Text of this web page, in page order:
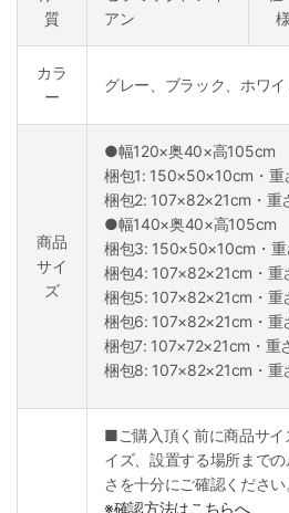
質
アン
様
カラ
ー
グレー、ブラック、ホワ
商品
サイ
ズ
●幅120×奥40×高105cm
梱包1: 150×50×10cm・重
梱包2: 107×82×21cm・重
●幅140×奥40×高105cm
梱包3: 150×50×10cm・
梱包4: 107×82×21cm・重
梱包5: 107×82×21cm・重
梱包6: 107×82×21cm・重
梱包7: 107×72×21cm・重
梱包8: 107×82×21cm・重
■ご購入頂く前に商品サ
イズ、設置する場所まで
さを十分にご確認ください
※確認方法はこちらへ